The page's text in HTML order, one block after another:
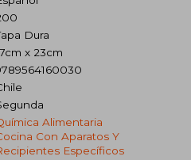
Dura
x 23cm
Alimentaria
Con Aparatos Y
Específicos